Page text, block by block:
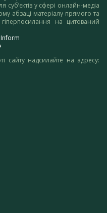
суб’єктів у сфері онлайн-медіа
абзаці матеріалу прямого та
на цитований
сайту надсилайте на адресу: